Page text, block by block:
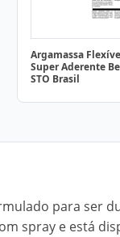
Argamassa
Super Aderente
STO Brasil
para ser
spray e está